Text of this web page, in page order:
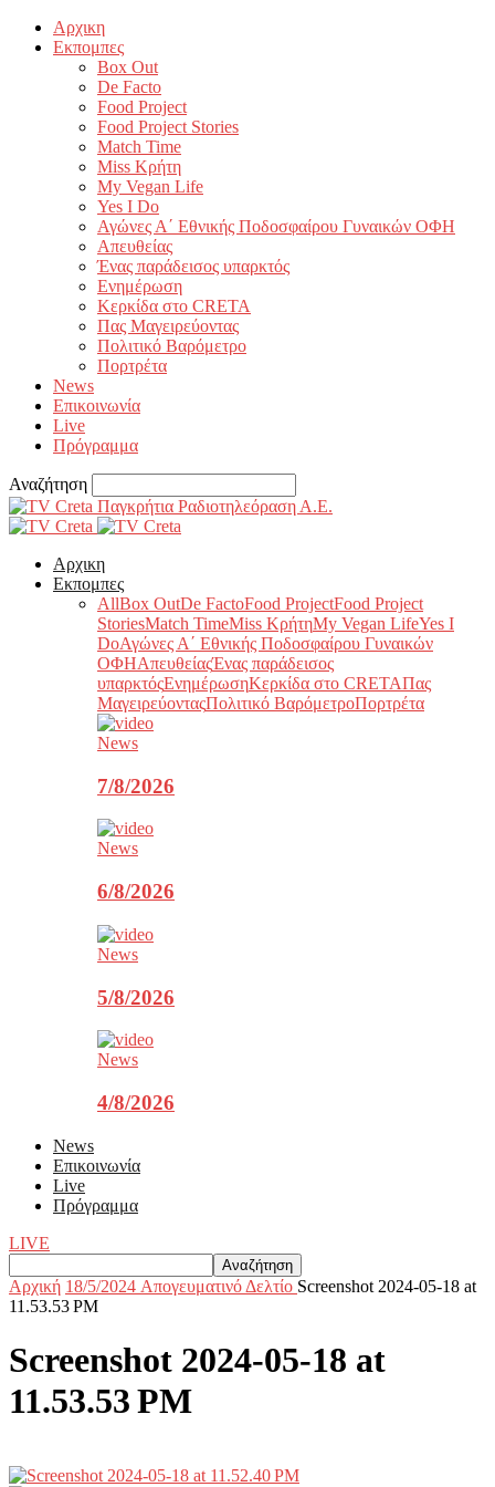
Αρχικη
Εκπομπες
Box Out
De Facto
Food Project
Food Project Stories
Match Time
Miss Κρήτη
My Vegan Life
Yes I Do
Αγώνες Α΄ Εθνικής Ποδοσφαίρου Γυναικών ΟΦΗ
Απευθείας
Ένας παράδεισος υπαρκτός
Ενημέρωση
Κερκίδα στο CRETA
Πας Μαγειρεύοντας
Πολιτικό Βαρόμετρο
Πορτρέτα
News
Επικοινωνία
Live
Πρόγραμμα
Αναζήτηση
Παγκρήτια Ραδιοτηλεόραση Α.Ε.
Αρχικη
Εκπομπες
AllBox OutDe FactoFood ProjectFood Project
StoriesMatch TimeMiss ΚρήτηMy Vegan LifeYes I
DoΑγώνες Α΄ Εθνικής Ποδοσφαίρου Γυναικών
ΟΦΗΑπευθείαςΈνας παράδεισος
υπαρκτόςΕνημέρωσηΚερκίδα στο CRETAΠας
ΜαγειρεύονταςΠολιτικό ΒαρόμετροΠορτρέτα
News
7/8/2026
News
6/8/2026
News
5/8/2026
News
4/8/2026
News
Επικοινωνία
Live
Πρόγραμμα
LIVE
Αρχική 18/5/2024 Aπογευματινό Δελτίο Screenshot 2024-05-18 at
11.53.53 PM
Screenshot 2024-05-18 at
11.53.53 PM